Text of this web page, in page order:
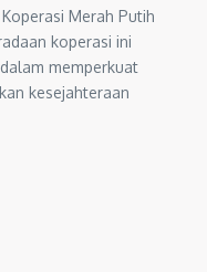
Merah Putih
koperasi ini
memperkuat
kesejahteraan